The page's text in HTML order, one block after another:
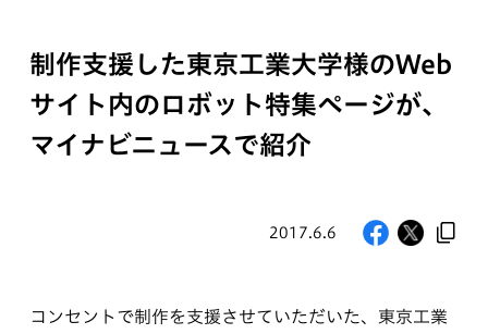
制作支援した東京工業大学様のWeb
サイト内のロボット特集ページが、
マイナビニュースで紹介
2017.6.6
コンセントで制作を支援させていただいた、東京工業